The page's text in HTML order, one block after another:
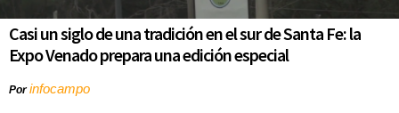
Casi un siglo de una tradición en el sur de Santa Fe: la
Expo Venado prepara una edición especial
Porinfocampo